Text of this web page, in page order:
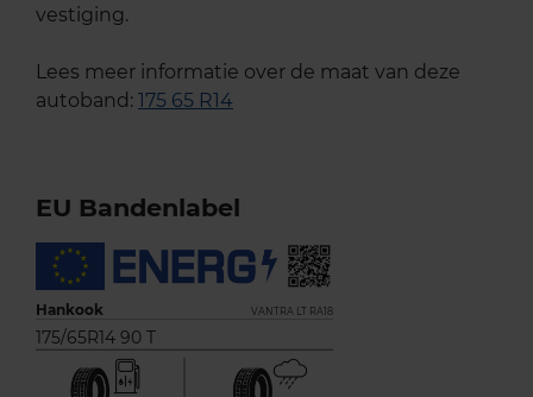
vestiging.
Lees meer informatie over de maat van deze
autoband: 175 65 R14
EU Bandenlabel
Hankook VANTRA LT RA18
175/65R14 90 T